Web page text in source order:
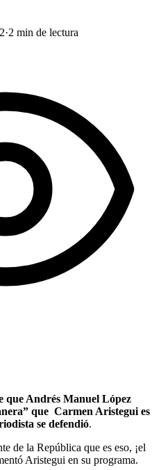
·2 min de lectura
que Andrés Manuel López
que Carmen Aristegui es
se defendió.
de la República que es eso, ¡el
Aristegui en su programa.